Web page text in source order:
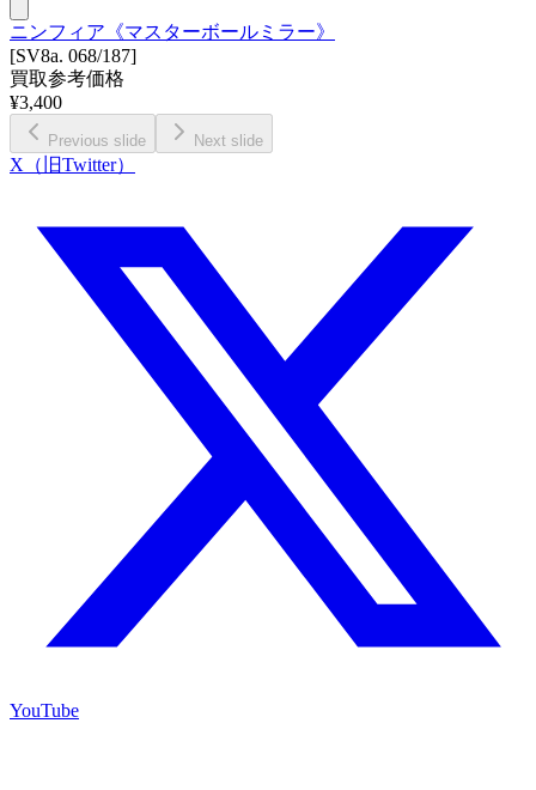
ニンフィア《マスターボールミラー》
[SV8a. 068/187]
買取参考価格
¥3,400
Previous slide Next slide
X（旧Twitter）
YouTube